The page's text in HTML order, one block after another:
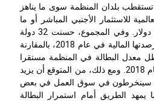
لم تستقطب بلدان المنظمة سوى ما يناهز
للاستثمار الأجنبي المباشر أو ما
يقارب 107 مليارات دولار. وفي المجموع، حسنت 32 دولة
عضو في المنظمة أرصدتها المالية في عام 2018، بالمقارنة
معدل البطالة في المنظمة مستقرا
تقريبا عند 6% في عام 2018. ومع ذلك، من المتوقع أن يزيد
سينخرطون في سوق العمل في بعض
يمهد الطريق أمام استمرار البطالة